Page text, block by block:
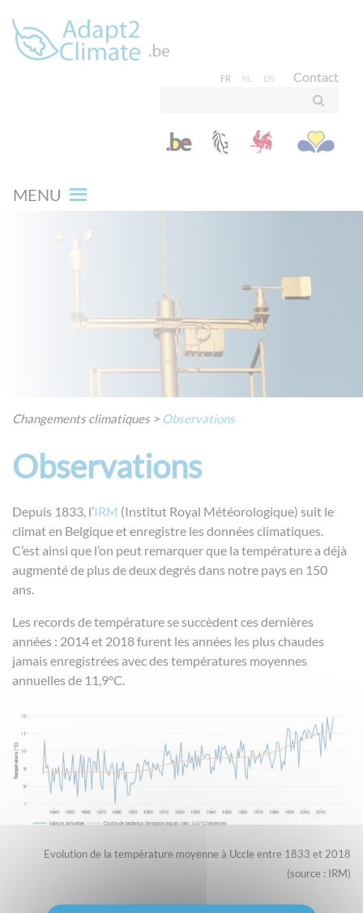
FR NL EN Contact
MENU
Changements climatiques > Observations
Observations
Depuis 1833, l’IRM (Institut Royal Météorologique) suit le
climat en Belgique et enregistre les données climatiques.
C’est ainsi que l’on peut remarquer que la température a déjà
augmenté de plus de deux degrés dans notre pays en 150
ans.
Les records de température se succèdent ces dernières
années : 2014 et 2018 furent les années les plus chaudes
jamais enregistrées avec des températures moyennes
annuelles de 11,9°C.
Evolution de la température moyenne à Uccle entre 1833 et 2018
(source : IRM)